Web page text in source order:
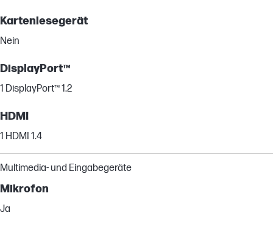
Kartenlesegerät
Nein
DisplayPort™
1 DisplayPort™ 1.2
HDMI
1 HDMI 1.4
Multimedia- und Eingabegeräte
Mikrofon
Ja